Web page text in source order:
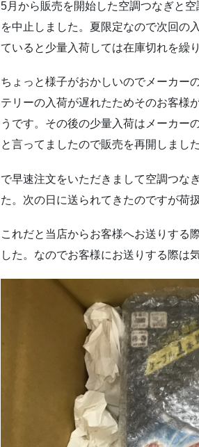
5月から販売を開始した空調つなぎと
を中止しました。夏限定なので次回の
ていると少量入荷しては在庫切れを繰
ちょっと様子がおかしいのでメーカー
テリーの入荷が遅れたためそのお客様
うです。その後の少量入荷はメーカー
と言ってましたので販売を再開しました
で早速注文をいただきまして空調つな
た。次の日に送られてきたのですが荷
これだと当店からお客様へお送りする
した。なのでお客様にお送りする際は